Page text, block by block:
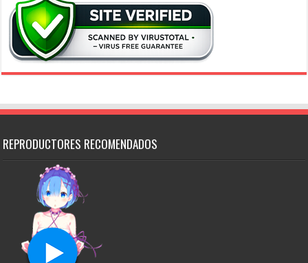
REPRODUCTORES RECOMENDADOS